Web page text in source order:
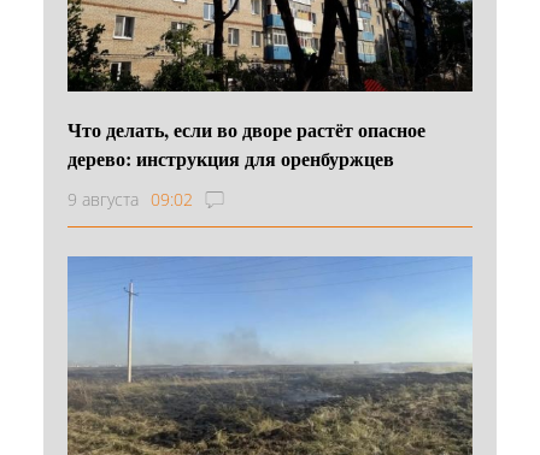
Что делать, если во дворе растёт опасное
дерево: инструкция для оренбуржцев
9 августа 09:02